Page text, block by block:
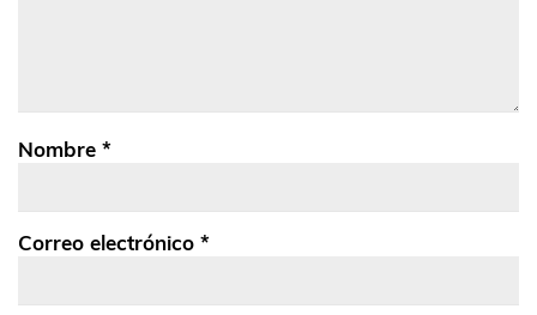
Nombre *
Correo electrónico *